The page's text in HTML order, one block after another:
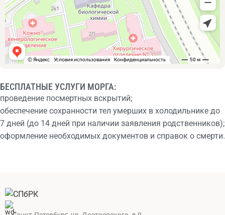
БЕСПЛАТНЫЕ УСЛУГИ МОРГА:
проведение посмертных вскрытий;
обеспечение сохранности тел умерших в холодильнике до
7 дней (до 14 дней при наличии заявления родственников);
оформление необходимых документов и справок о смерти.